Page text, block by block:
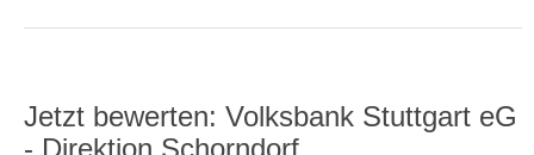
Jetzt bewerten: Volksbank Stuttgart eG
- Direktion Schorndorf